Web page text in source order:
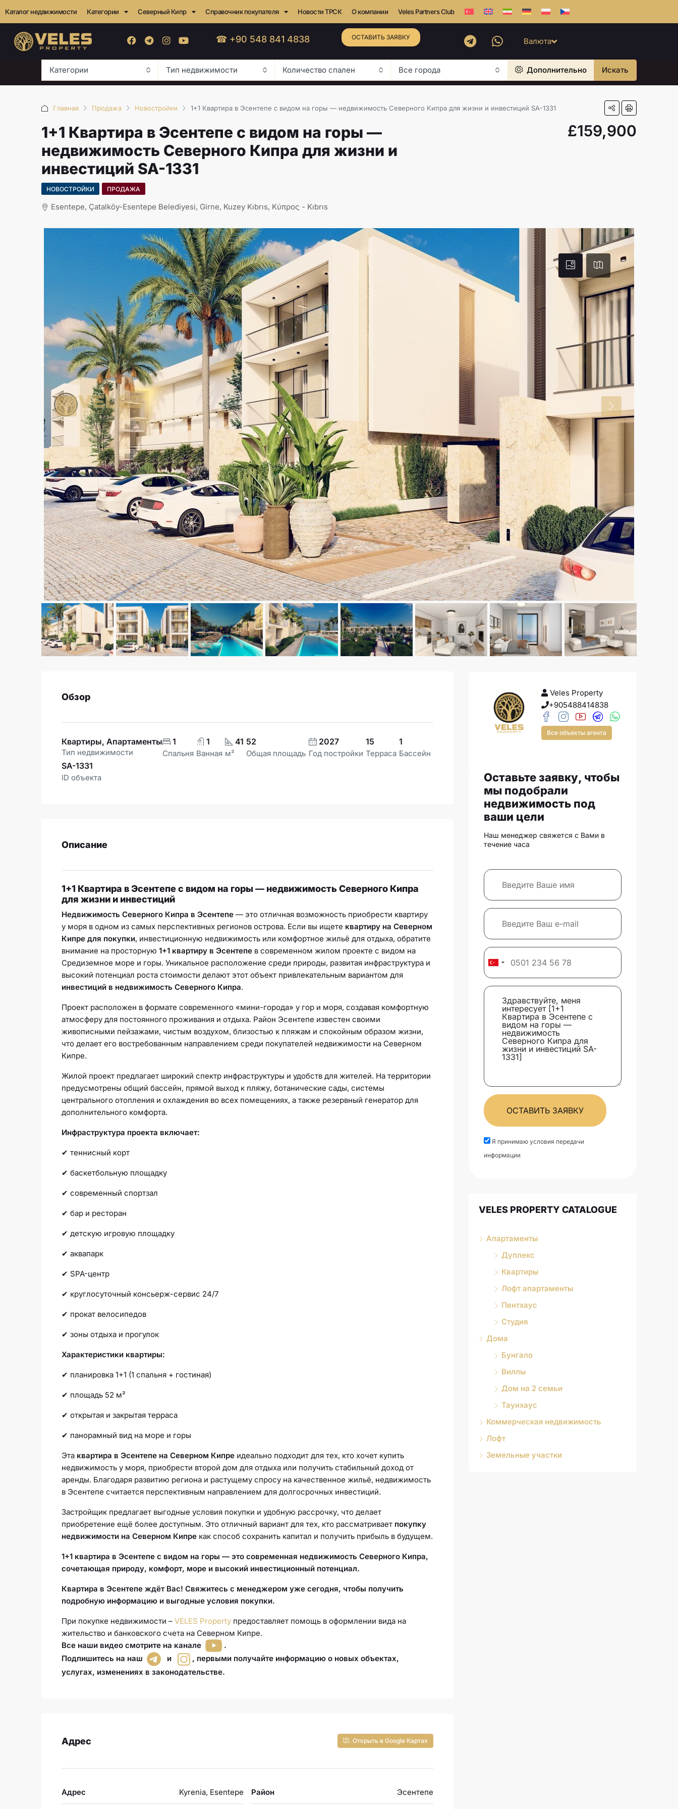
Каталог недвижимости Категории Северный Кипр Справочник покупателя Новости ТРСК О компании Veles Partners Club
☎ +90 548 841 4838 ОСТАВИТЬ ЗАЯВКУ Валюта
Категории Тип недвижимости Количество спален Все города Дополнительно Искать
Главная Продажа Новостройки 1+1 Квартира в Эсентепе с видом на горы — недвижимость Северного Кипра для жизни и инвестиций SA-1331
1+1 Квартира в Эсентепе с видом на горы —
недвижимость Северного Кипра для жизни и
инвестиций SA-1331
£159,900
НОВОСТРОЙКИ ПРОДАЖА
Esentepe, Çatalköy-Esentepe Belediyesi, Girne, Kuzey Kıbrıs, Κύπρος - Kıbrıs
Обзор
Квартиры, Апартаменты
Тип недвижимости
1
Спальня
1
Ванная
41
м²
52
Общая площадь
2027
Год постройки
15
Терраса
1
Бассейн
SA-1331
ID объекта
Описание
1+1 Квартира в Эсентепе с видом на горы — недвижимость Северного Кипра
для жизни и инвестиций
Недвижимость Северного Кипра в Эсентепе — это отличная возможность приобрести квартиру
у моря в одном из самых перспективных регионов острова. Если вы ищете квартиру на Северном
Кипре для покупки, инвестиционную недвижимость или комфортное жильё для отдыха, обратите
внимание на просторную 1+1 квартиру в Эсентепе в современном жилом проекте с видом на
Средиземное море и горы. Уникальное расположение среди природы, развитая инфраструктура и
высокий потенциал роста стоимости делают этот объект привлекательным вариантом для
инвестиций в недвижимость Северного Кипра.
Проект расположен в формате современного «мини-города» у гор и моря, создавая комфортную
атмосферу для постоянного проживания и отдыха. Район Эсентепе известен своими
живописными пейзажами, чистым воздухом, близостью к пляжам и спокойным образом жизни,
что делает его востребованным направлением среди покупателей недвижимости на Северном
Кипре.
Жилой проект предлагает широкий спектр инфраструктуры и удобств для жителей. На территории
предусмотрены общий бассейн, прямой выход к пляжу, ботанические сады, системы
центрального отопления и охлаждения во всех помещениях, а также резервный генератор для
дополнительного комфорта.
Инфраструктура проекта включает:
✔ теннисный корт
✔ баскетбольную площадку
✔ современный спортзал
✔ бар и ресторан
✔ детскую игровую площадку
✔ аквапарк
✔ SPA-центр
✔ круглосуточный консьерж-сервис 24/7
✔ прокат велосипедов
✔ зоны отдыха и прогулок
Характеристики квартиры:
✔ планировка 1+1 (1 спальня + гостиная)
✔ площадь 52 м²
✔ открытая и закрытая терраса
✔ панорамный вид на море и горы
Эта квартира в Эсентепе на Северном Кипре идеально подходит для тех, кто хочет купить
недвижимость у моря, приобрести второй дом для отдыха или получить стабильный доход от
аренды. Благодаря развитию региона и растущему спросу на качественное жильё, недвижимость
в Эсентепе считается перспективным направлением для долгосрочных инвестиций.
Застройщик предлагает выгодные условия покупки и удобную рассрочку, что делает
приобретение ещё более доступным. Это отличный вариант для тех, кто рассматривает покупку
недвижимости на Северном Кипре как способ сохранить капитал и получить прибыль в будущем.
1+1 квартира в Эсентепе с видом на горы — это современная недвижимость Северного Кипра,
сочетающая природу, комфорт, море и высокий инвестиционный потенциал.
Квартира в Эсентепе ждёт Вас! Свяжитесь с менеджером уже сегодня, чтобы получить
подробную информацию и выгодные условия покупки.
При покупке недвижимости – VELES Property предоставляет помощь в оформлении вида на
жительство и банковского счета на Северном Кипре.
Все наши видео смотрите на канале
.
Подпишитесь на наш
и , первыми получайте информацию о новых объектах,
услугах, изменениях в законодательстве.
Адрес Открыть в Google Картах
Адрес Kyrenia, Esentepe Район Эсентепе
Veles Property
+905488414838
Все объекты агента
Оставьте заявку, чтобы
мы подобрали
недвижимость под
ваши цели
Наш менеджер свяжется с Вами в
течение часа
ОСТАВИТЬ ЗАЯВКУ
Я принимаю условия передачи
информации
VELES PROPERTY CATALOGUE
Апартаменты
Дуплекс
Квартиры
Лофт апартаменты
Пентхаус
Студия
Дома
Бунгало
Виллы
Дом на 2 семьи
Таунхаус
Коммерческая недвижимость
Лофт
Земельные участки